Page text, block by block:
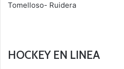
Tomelloso- Ruidera
HOCKEY EN LINEA